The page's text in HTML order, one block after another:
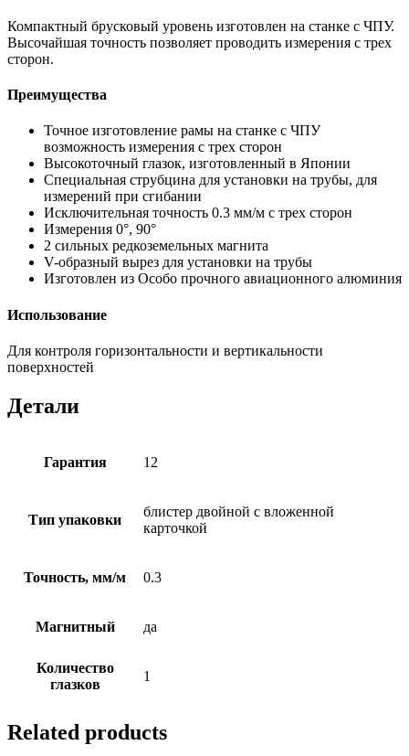
Компактный брусковый уровень изготовлен на станке с ЧПУ.
Высочайшая точность позволяет проводить измерения с трех
сторон.
Преимущества
Точное изготовление рамы на станке с ЧПУ
возможность измерения с трех сторон
Высокоточный глазок, изготовленный в Японии
Специальная струбцина для установки на трубы, для
измерений при сгибании
Исключительная точность 0.3 мм/м с трех сторон
Измерения 0°, 90°
2 сильных редкоземельных магнита
V-образный вырез для установки на трубы
Изготовлен из Особо прочного авиационного алюминия
Использование
Для контроля горизонтальности и вертикальности
поверхностей
Детали
Гарантия 12
Тип упаковки
блистер двойной с вложенной
карточкой
Точность, мм/м 0.3
Магнитный да
Количество
глазков
1
Related products